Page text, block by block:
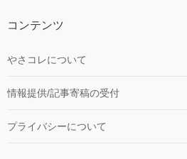
コンテンツ
やさコレについて
情報提供/記事寄稿の受付
プライバシーについて